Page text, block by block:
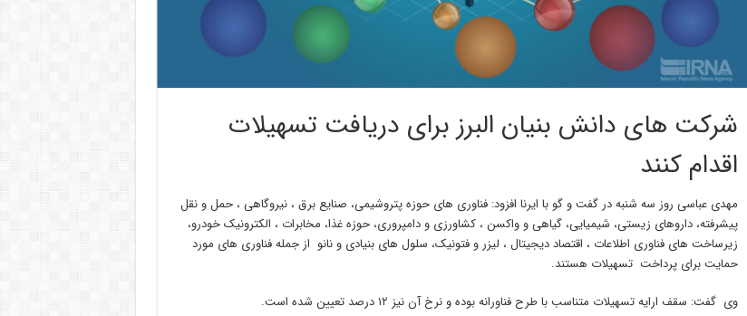
شرکت های دانش بنیان البرز برای دریافت تسهیلات
اقدام کنند
مهدی عباسی روز سه شنبه در گفت و گو با ایرنا افزود: فناوری های حوزه پتروشیمی، صنایع برق ، نیروگاهی ، حمل و نقل
پیشرفته، داروهای زیستی، شیمیایی، گیاهی و واکسن ، کشاورزی و دامپروری، حوزه غذا، مخابرات ، الکترونیک خودرو،
زیرساخت های فناوری اطلاعات ، اقتصاد دیجیتال ، لیزر و فتونیک، سلول های بنیادی و نانو از جمله فناوری های مورد
حمایت برای پرداخت تسهیلات هستند.
وی گفت: سقف ارایه تسهیلات متناسب با طرح فناورانه بوده و نرخ آن نیز ۱۲ درصد تعیین شده است.